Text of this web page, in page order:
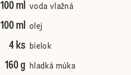
100 ml voda vlažná
100 ml olej
4 ks bielok
160 g hladká múka